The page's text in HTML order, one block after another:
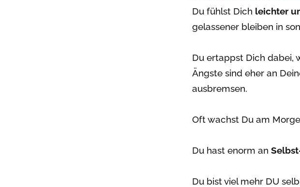
Du fühlst Dich leichter
gelassener bleiben in
Du ertappst Dich dabei,
Ängste sind eher an
ausbremsen.
Oft wachst Du am
Du hast enorm an
Du bist viel mehr DU